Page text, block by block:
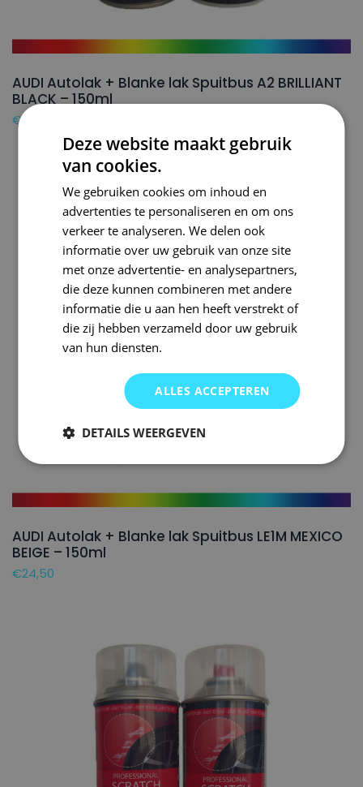
AUDI Autolak + Blanke lak Spuitbus A2 BRILLIANT
BLACK – 150ml
€24,50
AUDI Autolak + Blanke lak Spuitbus LE1M MEXICO
BEIGE – 150ml
€24,50
Deze website maakt gebruik
van cookies.
We gebruiken cookies om inhoud en
advertenties te personaliseren en om ons
verkeer te analyseren. We delen ook
informatie over uw gebruik van onze site
met onze advertentie- en analysepartners,
die deze kunnen combineren met andere
informatie die u aan hen heeft verstrekt of
die zij hebben verzameld door uw gebruik
van hun diensten.
ALLES ACCEPTEREN
DETAILS WEERGEVEN